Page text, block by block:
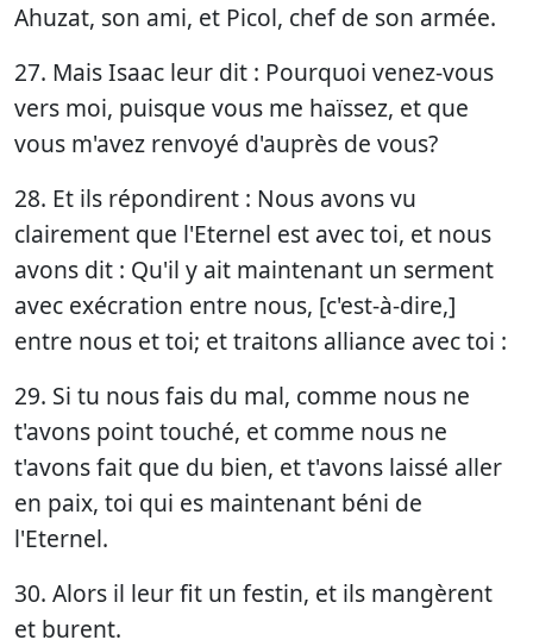
Ahuzat, son ami, et Picol, chef de son armée.
27. Mais Isaac leur dit : Pourquoi venez-vous
vers moi, puisque vous me haïssez, et que
vous m'avez renvoyé d'auprès de vous?
28. Et ils répondirent : Nous avons vu
clairement que l'Eternel est avec toi, et nous
avons dit : Qu'il y ait maintenant un serment
avec exécration entre nous, [c'est-à-dire,]
entre nous et toi; et traitons alliance avec toi :
29. Si tu nous fais du mal, comme nous ne
t'avons point touché, et comme nous ne
t'avons fait que du bien, et t'avons laissé aller
en paix, toi qui es maintenant béni de
l'Eternel.
30. Alors il leur fit un festin, et ils mangèrent
et burent.